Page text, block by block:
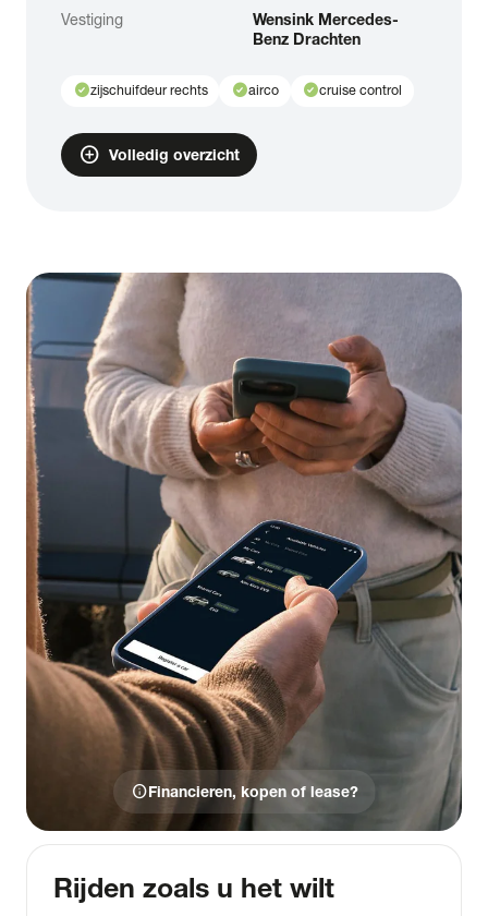
Vestiging
Wensink Mercedes-
Benz Drachten
check_circlezijschuifdeur rechts check_circleairco check_circlecruise control
add_circle Volledig overzicht
infoFinancieren, kopen of lease?
Rijden zoals u het wilt